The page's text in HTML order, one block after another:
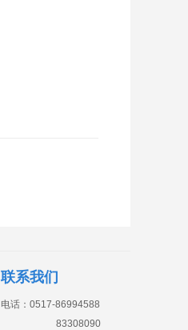
联系我们
电话：0517-86994588
83308090